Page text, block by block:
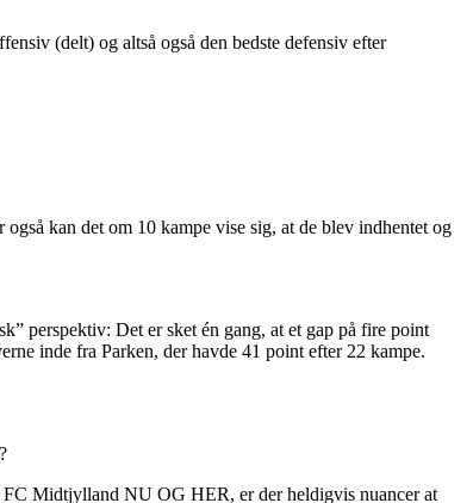
(delt) og altså også den bedste defensiv efter
kan det om 10 kampe vise sig, at de blev indhentet og
perspektiv: Det er sket én gang, at et gap på fire point
inde fra Parken, der havde 41 point efter 22 kampe.
Midtjylland NU OG HER, er der heldigvis nuancer at